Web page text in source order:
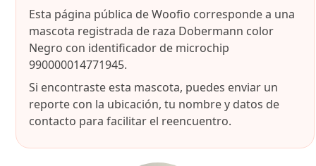
Esta página pública de Woofio corresponde a una
mascota registrada de raza Dobermann color
Negro con identificador de microchip
990000014771945.
Si encontraste esta mascota, puedes enviar un
reporte con la ubicación, tu nombre y datos de
contacto para facilitar el reencuentro.